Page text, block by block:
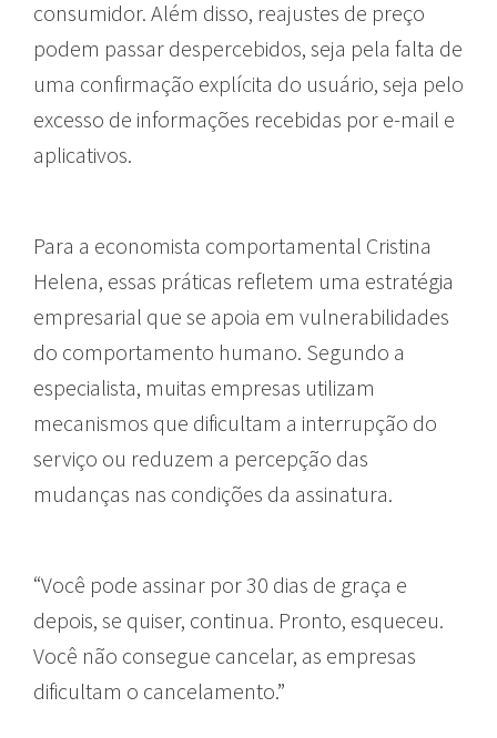
consumidor. Além disso, reajustes de preço
podem passar despercebidos, seja pela falta de
uma confirmação explícita do usuário, seja pelo
excesso de informações recebidas por e-mail e
aplicativos.
Para a economista comportamental Cristina
Helena, essas práticas refletem uma estratégia
empresarial que se apoia em vulnerabilidades
do comportamento humano. Segundo a
especialista, muitas empresas utilizam
mecanismos que dificultam a interrupção do
serviço ou reduzem a percepção das
mudanças nas condições da assinatura.
“Você pode assinar por 30 dias de graça e
depois, se quiser, continua. Pronto, esqueceu.
Você não consegue cancelar, as empresas
dificultam o cancelamento.”